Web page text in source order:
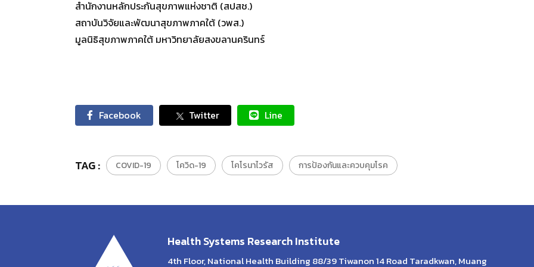
สำนักงานหลักประกันสุขภาพแห่งชาติ (สปสช.)
สถาบันวิจัยและพัฒนาสุขภาพภาคใต้ (วพส.)
มูลนิธิสุขภาพภาคใต้ มหาวิทยาลัยสงขลานครินทร์
Facebook Twitter Line
TAG : COVID-19 โควิด-19 โคโรนาไวรัส การป้องกันและควบคุมโรค
Health Systems Research Institute
4th Floor, National Health Building 88/39 Tiwanon 14 Road Taradkwan, Muang